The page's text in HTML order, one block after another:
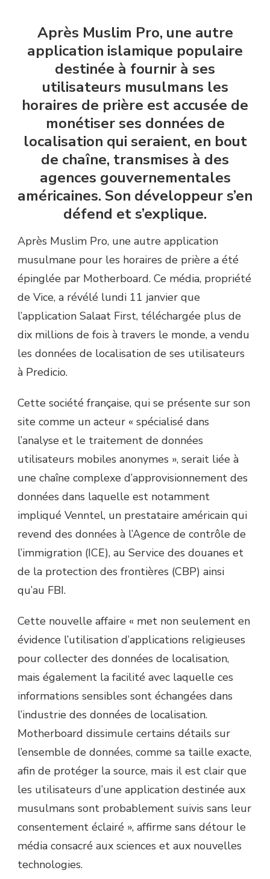
Après Muslim Pro, une autre
application islamique populaire
destinée à fournir à ses
utilisateurs musulmans les
horaires de prière est accusée de
monétiser ses données de
localisation qui seraient, en bout
de chaîne, transmises à des
agences gouvernementales
américaines. Son développeur s’en
défend et s’explique.
Après Muslim Pro, une autre application
musulmane pour les horaires de prière a été
épinglée par Motherboard. Ce média, propriété
de Vice, a révélé lundi 11 janvier que
l’application Salaat First, téléchargée plus de
dix millions de fois à travers le monde, a vendu
les données de localisation de ses utilisateurs
à Predicio.
Cette société française, qui se présente sur son
site comme un acteur « spécialisé dans
l’analyse et le traitement de données
utilisateurs mobiles anonymes », serait liée à
une chaîne complexe d’approvisionnement des
données dans laquelle est notamment
impliqué Venntel, un prestataire américain qui
revend des données à l’Agence de contrôle de
l’immigration (ICE), au Service des douanes et
de la protection des frontières (CBP) ainsi
qu’au FBI.
Cette nouvelle affaire « met non seulement en
évidence l’utilisation d’applications religieuses
pour collecter des données de localisation,
mais également la facilité avec laquelle ces
informations sensibles sont échangées dans
l’industrie des données de localisation.
Motherboard dissimule certains détails sur
l’ensemble de données, comme sa taille exacte,
afin de protéger la source, mais il est clair que
les utilisateurs d’une application destinée aux
musulmans sont probablement suivis sans leur
consentement éclairé », affirme sans détour le
média consacré aux sciences et aux nouvelles
technologies.